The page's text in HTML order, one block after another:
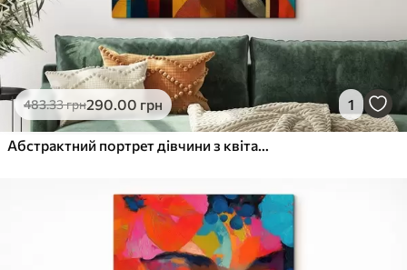
483.33грн290.00 грн 1
Абстрактний портрет дівчини з квітами в етнічному стилі